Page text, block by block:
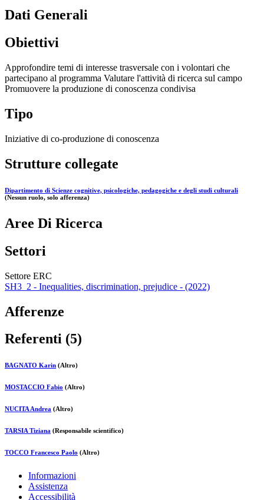
Dati Generali
Obiettivi
Approfondire temi di interesse trasversale con i volontari che
partecipano al programma Valutare l'attività di ricerca sul campo
Promuovere la produzione di conoscenza condivisa
Tipo
Iniziative di co-produzione di conoscenza
Strutture collegate
Dipartimento di Scienze cognitive, psicologiche, pedagogiche e degli studi culturali
(Nessun ruolo, solo afferenza)
Aree Di Ricerca
Settori
Settore ERC
SH3_2 - Inequalities, discrimination, prejudice - (2022)
Afferenze
Referenti (5)
BAGNATO Karin (Altro)
MOSTACCIO Fabio (Altro)
NUCITA Andrea (Altro)
TARSIA Tiziana (Responsabile scientifico)
TOCCO Francesco Paolo (Altro)
Informazioni
Assistenza
Accessibilità